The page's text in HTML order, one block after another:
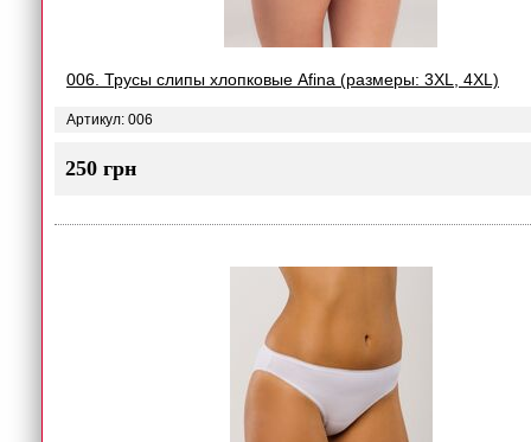
006. Трусы слипы хлопковые Afina (размеры: 3XL, 4XL)
Артикул: 006
250 грн